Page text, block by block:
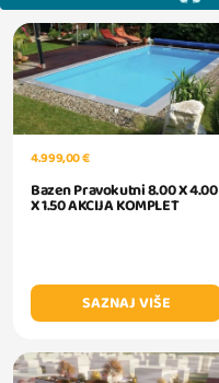
4.999,00 €
Bazen Pravokutni 8.00 X 4.00
X 1.50 AKCIJA KOMPLET
SAZNAJ VIŠE